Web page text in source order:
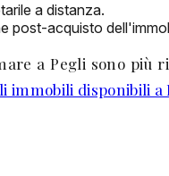
a distanza.
post-acquisto
a Pegli sono più
immobili disponibili a